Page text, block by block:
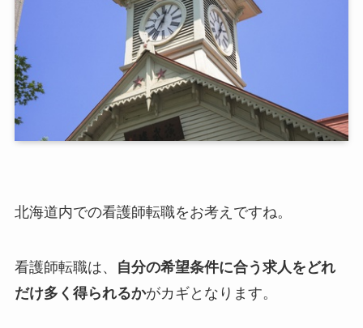
北海道内での看護師転職をお考えですね。
看護師転職は、
自分の希望条件に合う求人をどれ
だけ多く得られるかがカギとなります。